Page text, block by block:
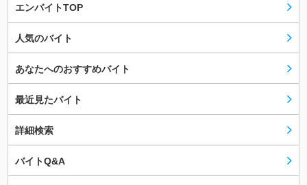
エンバイトTOP
人気のバイト
あなたへのおすすめバイト
最近見たバイト
詳細検索
バイトQ&A